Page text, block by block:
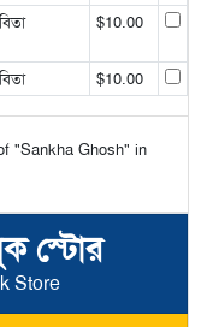
স্টোর
Store
$10.00
$10.00
"Sankha Ghosh" in